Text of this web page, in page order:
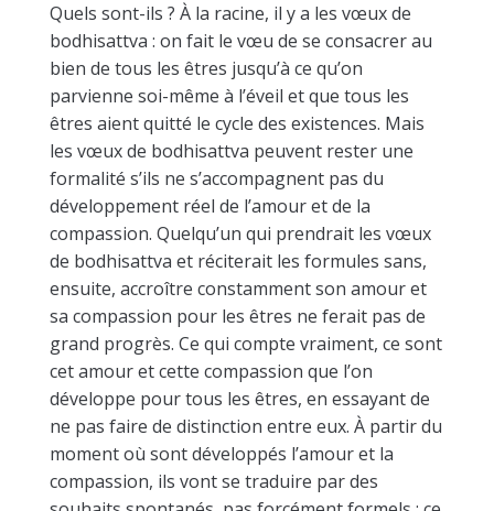
Quels sont-ils ? À la racine, il y a les vœux de
bodhisattva : on fait le vœu de se consacrer au
bien de tous les êtres jusqu’à ce qu’on
parvienne soi-même à l’éveil et que tous les
êtres aient quitté le cycle des existences. Mais
les vœux de bodhisattva peuvent rester une
formalité s’ils ne s’accompagnent pas du
développement réel de l’amour et de la
compassion. Quelqu’un qui prendrait les vœux
de bodhisattva et réciterait les formules sans,
ensuite, accroître constamment son amour et
sa compassion pour les êtres ne ferait pas de
grand progrès. Ce qui compte vraiment, ce sont
cet amour et cette compassion que l’on
développe pour tous les êtres, en essayant de
ne pas faire de distinction entre eux. À partir du
moment où sont développés l’amour et la
compassion, ils vont se traduire par des